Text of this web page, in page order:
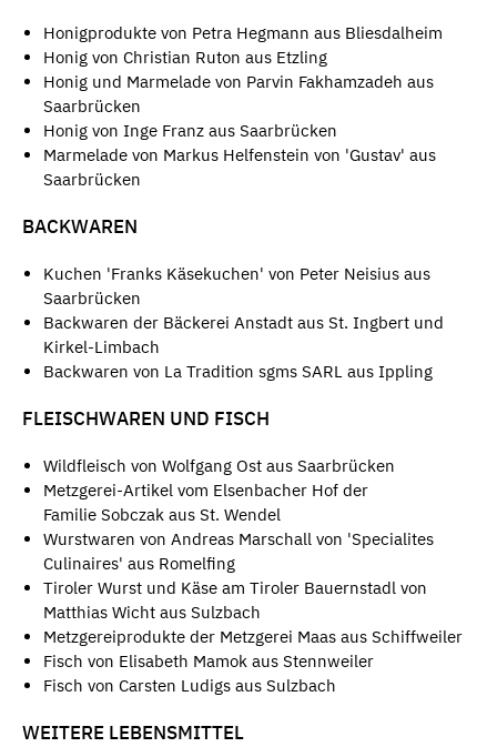
Honigprodukte von Petra Hegmann aus Bliesdalheim
Honig von Christian Ruton aus Etzling
Honig und Marmelade von Parvin Fakhamzadeh aus
Saarbrücken
Honig von Inge Franz aus Saarbrücken
Marmelade von Markus Helfenstein von 'Gustav' aus
Saarbrücken
BACKWAREN
Kuchen 'Franks Käsekuchen' von Peter Neisius aus
Saarbrücken
Backwaren der Bäckerei Anstadt aus St. Ingbert und
Kirkel-Limbach
Backwaren von La Tradition sgms SARL aus Ippling
FLEISCHWAREN UND FISCH
Wildfleisch von Wolfgang Ost aus Saarbrücken
Metzgerei-Artikel vom Elsenbacher Hof der
Familie Sobczak aus St. Wendel
Wurstwaren von Andreas Marschall von 'Specialites
Culinaires' aus Romelfing
Tiroler Wurst und Käse am Tiroler Bauernstadl von
Matthias Wicht aus Sulzbach
Metzgereiprodukte der Metzgerei Maas aus Schiffweiler
Fisch von Elisabeth Mamok aus Stennweiler
Fisch von Carsten Ludigs aus Sulzbach
WEITERE LEBENSMITTEL